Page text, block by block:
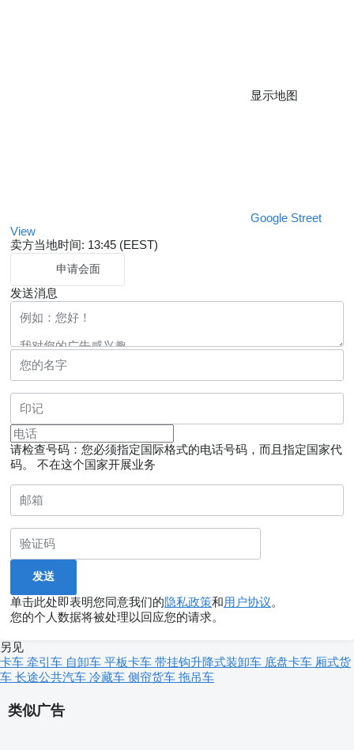
显示地图
Google Street
View
卖方当地时间: 13:45 (EEST)
申请会面
发送消息
请检查号码：您必须指定国际格式的电话号码，而且指定国家代
码。
不在这个国家开展业务
单击此处即表明您同意我们的隐私政策和用户协议。
您的个人数据将被处理以回应您的请求。
类似广告
另见
卡车 牵引车 自卸车 平板卡车 带挂钩升降式装卸车 底盘卡车 厢式货
车 长途公共汽车 冷藏车 侧帘货车 拖吊车